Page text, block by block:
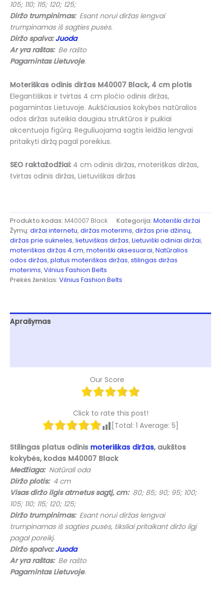
105; 110; 115; 120; 125;
Diržo trumpinimas:Esant norui diržas lengvai
trumpinamas iš sagties pusės.
Diržo spalva: Juoda
Ar yra raštas:Be rašto
Pagamintas Lietuvoje.
Moteriškas odinis diržas M40007 Black, 4 cm plotis
Elegantiškas ir tvirtas 4 cm pločio odinis diržas,
pagamintas Lietuvoje. Aukščiausios kokybės natūralios
odos diržas suteikia daugiau struktūros ir puikiai
akcentuoja figūrą. Reguliuojama sagtis leidžia lengvai
pritaikyti diržą pagal poreikius.
SEO raktažodžiai: 4 cm odinis diržas, moteriškas diržas,
tvirtas odinis diržas, Lietuviškas diržas
Produkto kodas: M40007 Black Kategorija: Moteriški diržai
Žymų: diržai internetu,diržas moterims,diržas prie džinsų,
diržas prie suknelės,lietuviškas diržas,Lietuviški odiniai diržai,
moteriškas diržas 4 cm,moteriški aksesuarai,Natūralios
odos diržas,platus moteriškas diržas,stilingas diržas
moterims,Vilnius Fashion Belts
Prekės ženklas: Vilnius Fashion Belts
Aprašymas
Our Score
Click to rate this post!
[Total: 1 Average: 5
Stilingas platus odinis moteriškas diržas, aukštos
kokybės, kodas M40007 Black
Medžiaga: Natūrali oda
Diržo plotis:4 cm
Visas diržo ilgis atmetus sagtį, cm:80; 85; 90; 95; 100;
105; 110; 115; 120; 125;
Diržo trumpinimas:Esant norui diržas lengvai
trumpinamas iš sagties pusės, tiksliai pritaikant diržo ilgį
pagal poreikį.
Diržo spalva: Juoda
Ar yra raštas:Be rašto
Pagamintas Lietuvoje.